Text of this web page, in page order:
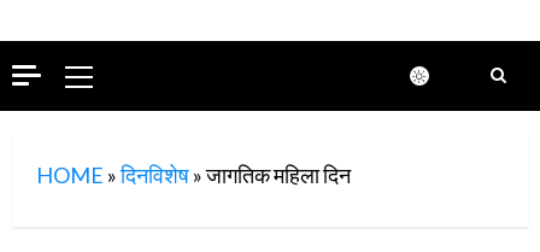
Primary
Menu
HOME »दिनविशेष»जागतिक महिला दिन